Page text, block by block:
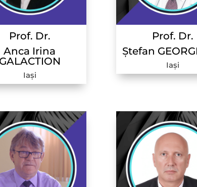
Prof. Dr.
Anca Irina
GALACTION
Iași
Prof. Dr.
Ștefan
Iași